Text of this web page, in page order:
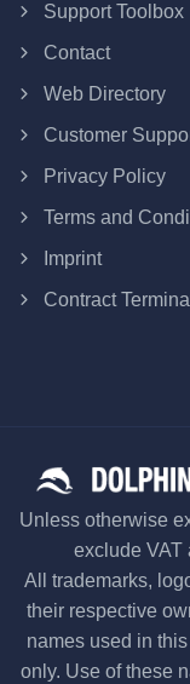
Support Toolbox
Contact
Web Directory
Customer
Privacy Policy
Terms and
Imprint
Contract
Unless otherwise
exclude VAT
All trademarks,
their respective
names used in
only. Use of these